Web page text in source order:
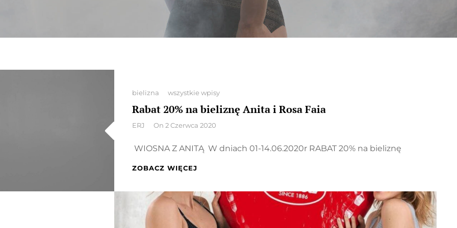
Categories
bielizna wszystkie wpisy
Rabat 20% na bieliznę Anita i Rosa Faia
By
ERJ On 2 Czerwca 2020
WIOSNA Z ANITĄ W dniach 01-14.06.2020r RABAT 20% na bieliznę
ZOBACZ WIĘCEJ
BIELIZNĘ
ANITA